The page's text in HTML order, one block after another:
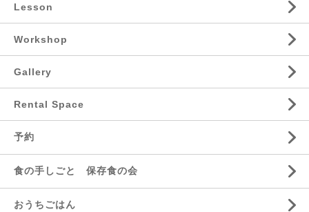
Lesson
Workshop
Gallery
Rental Space
予約
食の手しごと 保存食の会
おうちごはん